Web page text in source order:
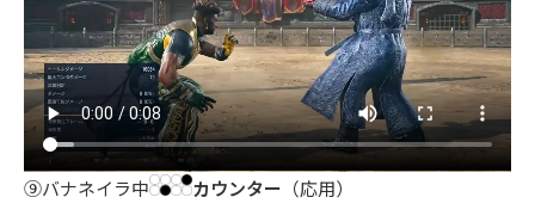
⑨バナネイラ中 カウンター （応用）